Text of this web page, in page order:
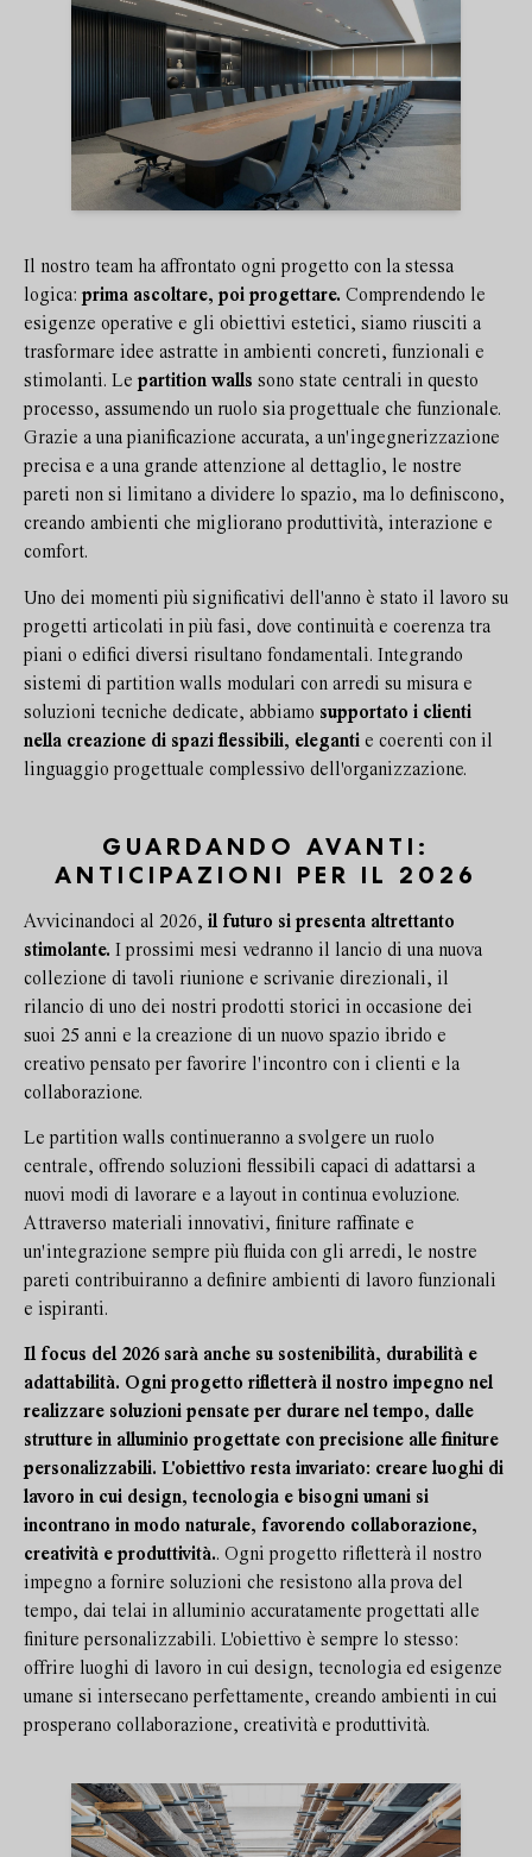
Il nostro team ha affrontato ogni progetto con la stessa
logica: prima ascoltare, poi progettare. Comprendendo le
esigenze operative e gli obiettivi estetici, siamo riusciti a
trasformare idee astratte in ambienti concreti, funzionali e
stimolanti. Le partition walls sono state centrali in questo
processo, assumendo un ruolo sia progettuale che funzionale.
Grazie a una pianificazione accurata, a un'ingegnerizzazione
precisa e a una grande attenzione al dettaglio, le nostre
pareti non si limitano a dividere lo spazio, ma lo definiscono,
creando ambienti che migliorano produttività, interazione e
comfort.
Uno dei momenti più significativi dell'anno è stato il lavoro su
progetti articolati in più fasi, dove continuità e coerenza tra
piani o edifici diversi risultano fondamentali. Integrando
sistemi di partition walls modulari con arredi su misura e
soluzioni tecniche dedicate, abbiamo supportato i clienti
nella creazione di spazi flessibili, eleganti e coerenti con il
linguaggio progettuale complessivo dell'organizzazione.
GUARDANDO AVANTI:
ANTICIPAZIONI PER IL 2026
Avvicinandoci al 2026, il futuro si presenta altrettanto
stimolante. I prossimi mesi vedranno il lancio di una nuova
collezione di tavoli riunione e scrivanie direzionali, il
rilancio di uno dei nostri prodotti storici in occasione dei
suoi 25 anni e la creazione di un nuovo spazio ibrido e
creativo pensato per favorire l'incontro con i clienti e la
collaborazione.
Le partition walls continueranno a svolgere un ruolo
centrale, offrendo soluzioni flessibili capaci di adattarsi a
nuovi modi di lavorare e a layout in continua evoluzione.
Attraverso materiali innovativi, finiture raffinate e
un'integrazione sempre più fluida con gli arredi, le nostre
pareti contribuiranno a definire ambienti di lavoro funzionali
e ispiranti.
Il focus del 2026 sarà anche su sostenibilità, durabilità e
adattabilità. Ogni progetto rifletterà il nostro impegno nel
realizzare soluzioni pensate per durare nel tempo, dalle
strutture in alluminio progettate con precisione alle finiture
personalizzabili. L'obiettivo resta invariato: creare luoghi di
lavoro in cui design, tecnologia e bisogni umani si
incontrano in modo naturale, favorendo collaborazione,
creatività e produttività.. Ogni progetto rifletterà il nostro
impegno a fornire soluzioni che resistono alla prova del
tempo, dai telai in alluminio accuratamente progettati alle
finiture personalizzabili. L'obiettivo è sempre lo stesso:
offrire luoghi di lavoro in cui design, tecnologia ed esigenze
umane si intersecano perfettamente, creando ambienti in cui
prosperano collaborazione, creatività e produttività.